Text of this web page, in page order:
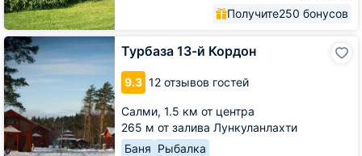
Получите250 бонусов
Турбаза 13-й Кордон
9.3 12 отзывов гостей
Салми, 1.5 км от центра
265 м от залива Лункуланлахти
Баня Рыбалка
Турбаза
13-
й
Кордон